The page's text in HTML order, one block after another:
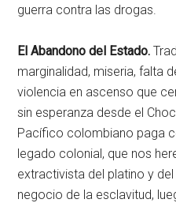
guerra contra las drogas.
El Abandono del Estado.
marginalidad, miseria, falta
violencia en ascenso que
sin esperanza desde el
Pacífico colombiano paga
legado colonial, que nos
extractivista del platino y
negocio de la esclavitud,